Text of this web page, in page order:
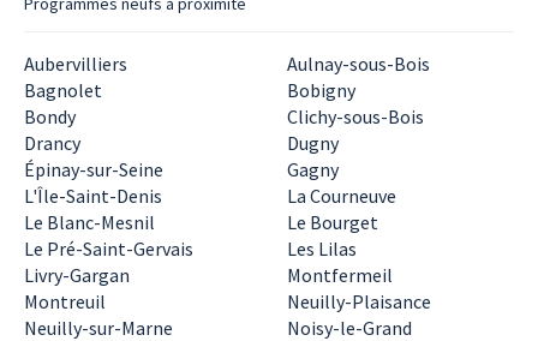
Aubervilliers
Aulnay-sous-Bois
Bagnolet
Bobigny
Bondy
Clichy-sous-Bois
Drancy
Dugny
Épinay-sur-Seine
Gagny
L'Île-Saint-Denis
La Courneuve
Le Blanc-Mesnil
Le Bourget
Le Pré-Saint-Gervais
Les Lilas
Livry-Gargan
Montfermeil
Montreuil
Neuilly-Plaisance
Neuilly-sur-Marne
Noisy-le-Grand